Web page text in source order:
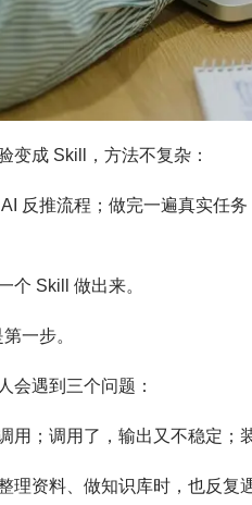
变成 Skill，方法不复杂：
反推流程；做完一遍真实任
个 Skill 做出来。
一步。
会遇到三个问题：
用；调用了，输出又不稳定；
理资料、做知识库时，也反复